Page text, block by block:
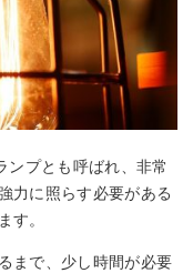
ンプとも呼ばれ、非常
力に照らす必要がある
す。
まで、少し時間が必要